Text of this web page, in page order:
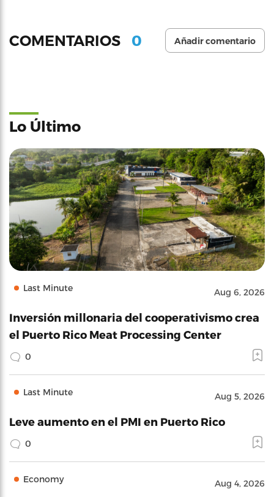
COMENTARIOS 0 Añadir comentario
Lo Último
Last Minute Aug 6, 2026
Inversión millonaria del cooperativismo crea
el Puerto Rico Meat Processing Center
0
Last Minute Aug 5, 2026
Leve aumento en el PMI en Puerto Rico
0
Economy Aug 4, 2026